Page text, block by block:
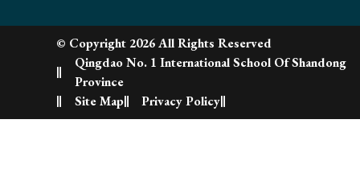
© Copyright 2026 All Rights Reserved
Qingdao No. 1 International School Of Shandong
Province
Site Map
Privacy Policy